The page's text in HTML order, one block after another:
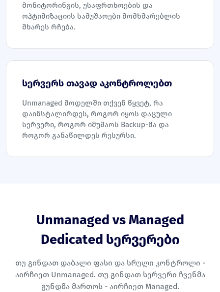
მონიტორინგის, უსაფრთხოების და
ოპტიმიზაციის სამუშაოები მომხმარებლის
მხარეს რჩება.
სერვერს თავად აკონტროლებთ
Unmanaged მოდელში თქვენ წყვეტ, რა
დაინსტალირდეს, როგორ იყოს დაცული
სერვერი, როგორ იმუშაოს Backup-მა და
როგორ განაწილდეს რესურსი.
Unmanaged vs Managed
Dedicated სერვერები
თუ გინდათ დაბალი ფასი და სრული კონტროლი -
აირჩიეთ Unmanaged. თუ გინდათ სერვერი ჩვენმა
გუნდმა მართოს - აირჩიეთ Managed.